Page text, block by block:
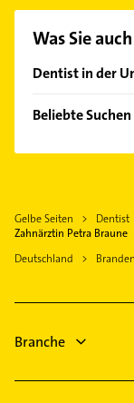
finden Sie alle
Was Sie
Dentist in der
Wildau
Bestensee
Heidesee
Schönefeld
Blankenfelde-
Zossen
Beliebte
Heizungsbauer
Klempner
Gelbe Seiten Dentist
Zahnärztin Petra Braune
Deutschland
Branche